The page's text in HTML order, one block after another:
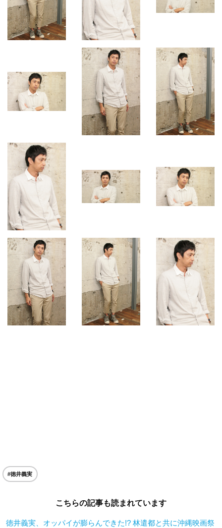
#徳井義実
こちらの記事も読まれています
徳井義実、オッパイが膨らんできた!? 林遣都と共に沖縄映画祭